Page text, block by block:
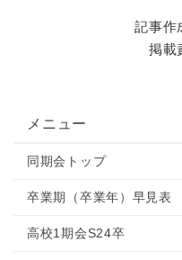
記事
掲載
メニュー
同期会トップ
卒業期（卒業年）早見表
高校1期会S24卒